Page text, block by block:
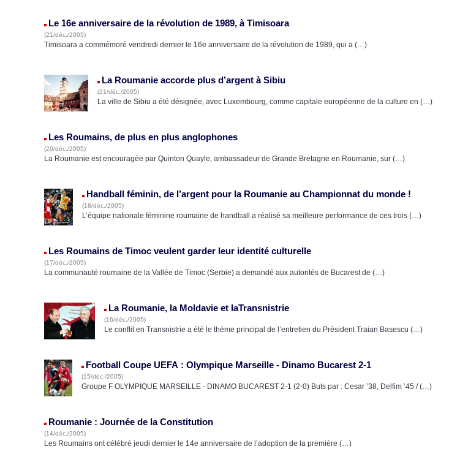
Le 16e anniversaire de la révolution de 1989, à Timisoara
(21/déc./2005)
Timisoara a commémoré vendredi dernier le 16e anniversaire de la révolution de 1989, qui a (…)
La Roumanie accorde plus d’argent à Sibiu
(21/déc./2005)
La ville de Sibiu a été désignée, avec Luxembourg, comme capitale européenne de la culture en (…)
Les Roumains, de plus en plus anglophones
(20/déc./2005)
La Roumanie est encouragée par Quinton Quayle, ambassadeur de Grande Bretagne en Roumanie, sur (…)
Handball féminin, de l’argent pour la Roumanie au Championnat du monde !
(18/déc./2005)
L’équipe nationale féminine roumaine de handball a réalisé sa meilleure performance de ces trois (…)
Les Roumains de Timoc veulent garder leur identité culturelle
(17/déc./2005)
La communauté roumaine de la Vallée de Timoc (Serbie) a demandé aux autorités de Bucarest de (…)
La Roumanie, la Moldavie et laTransnistrie
(16/déc./2005)
Le conflit en Transnistrie a été le thème principal de l’entretien du Président Traian Basescu (…)
Football Coupe UEFA : Olympique Marseille - Dinamo Bucarest 2-1
(15/déc./2005)
Groupe F OLYMPIQUE MARSEILLE - DINAMO BUCAREST 2-1 (2-0) Buts par : Cesar ’38, Delfim ’45 / (…)
Roumanie : Journée de la Constitution
(14/déc./2005)
Les Roumains ont célébré jeudi dernier le 14e anniversaire de l’adoption de la première (…)